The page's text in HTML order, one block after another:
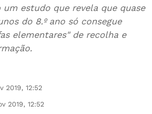
um estudo que revela que quase
do 8.º ano só consegue
elementares" de recolha e
2019, 12:52
2019, 12:52